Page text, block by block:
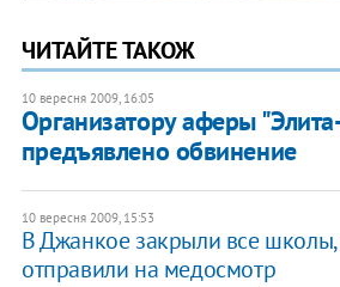
ЧИТАЙТЕ ТАКОЖ
10 вересня 2009, 16:05
Организатору аферы
предъявлено обвинение
10 вересня 2009, 15:53
В Джанкое закрыли все школы,
отправили на медосмотр